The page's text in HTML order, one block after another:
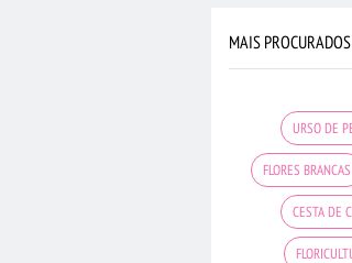
MAIS PROCURADOS
URSO DE
FLORES BRANCAS
CESTA DE